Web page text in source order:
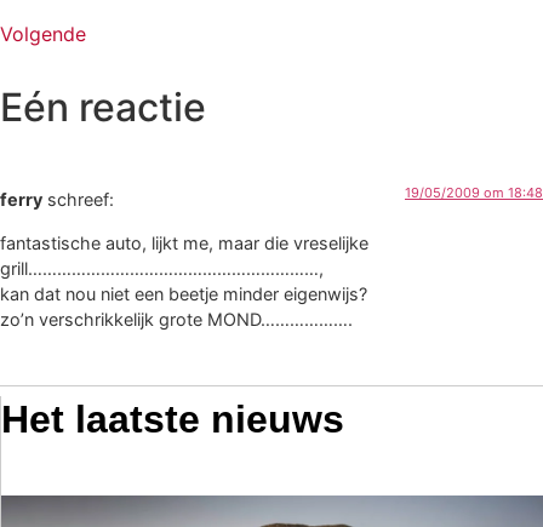
Volgende
Eén reactie
ferry schreef: 19/05/2009 om 18:48
fantastische auto, lijkt me, maar die vreselijke
grill……………………………………………………,
kan dat nou niet een beetje minder eigenwijs?
zo’n verschrikkelijk grote MOND……………….
Het laatste nieuws